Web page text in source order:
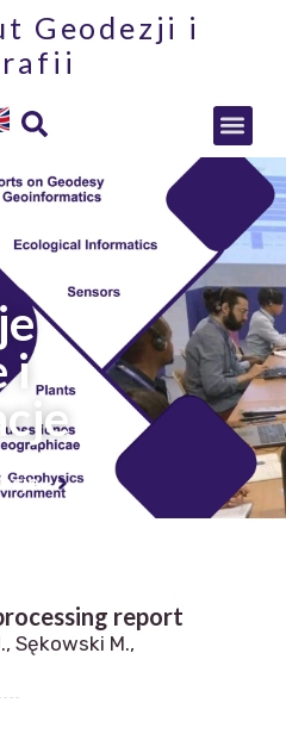
Geodezji i
i
report
Sękowski M.,